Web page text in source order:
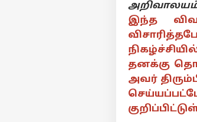
இந்த
தனக்கு
அவர்
தனியுரிமை
கொள்கை